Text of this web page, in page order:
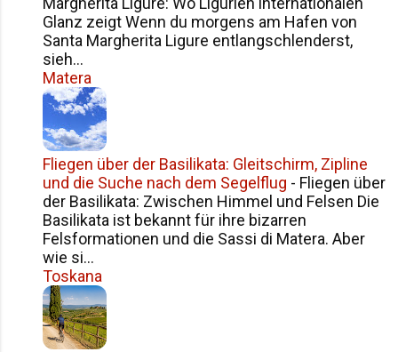
Küstenstraße SS113 hat man immer
wieder Blicke aufs Meer, die schon
beim Durchfahren lohnen. Die Hügel
Verkehr 45 bis 60 Minuten. Kurzer B...
Glanz zeigt Wenn du morgens am Hafen von
Santa Margherita Ligure entlangschlenderst,
sieh...
Matera
Fliegen über der Basilikata: Gleitschirm, Zipline
und die Suche nach dem Segelflug - Fliegen über
der Basilikata: Zwischen Himmel und Felsen Die
Basilikata ist bekannt für ihre bizarren
Felsformationen und die Sassi di Matera. Aber
wie si...
Toskana